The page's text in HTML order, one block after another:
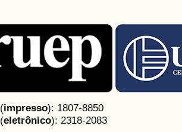
(impresso): 1807-8850
(eletrônico): 2318-2083